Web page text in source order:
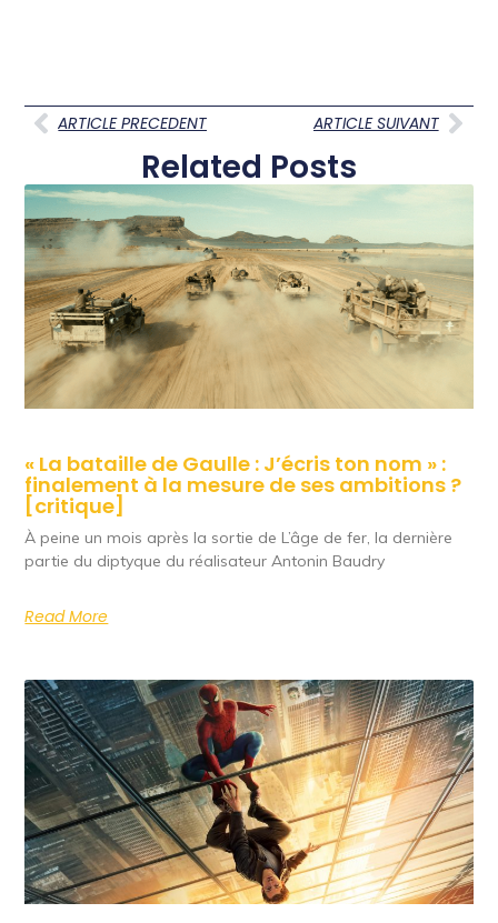
ARTICLE PRECEDENT ARTICLE SUIVANT
Related Posts
« La bataille de Gaulle : J’écris ton nom » :
finalement à la mesure de ses ambitions ?
[critique]
À peine un mois après la sortie de L’âge de fer, la dernière
partie du diptyque du réalisateur Antonin Baudry
Read More